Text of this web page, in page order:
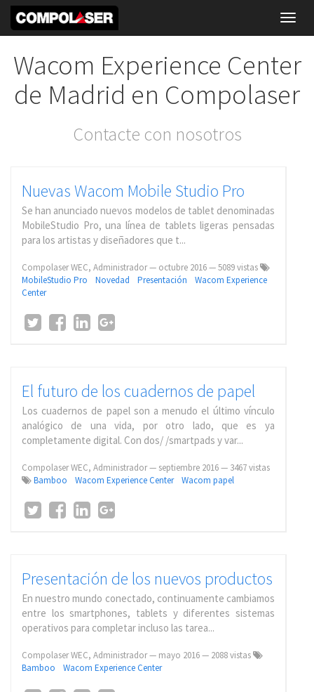
Wacom Experience Center
de Madrid en Compolaser
Contacte con nosotros
Nuevas Wacom Mobile Studio Pro
Se han anunciado nuevos modelos de tablet denominadas
MobileStudio Pro, una línea de tablets ligeras pensadas
para los artistas y diseñadores que t...
Compolaser WEC, Administrador— octubre 2016— 5089 vistas
MobileStudio Pro
Novedad Presentación
Wacom Experience
Center
El futuro de los cuadernos de papel
Los cuadernos de papel son a menudo el último vínculo
analógico de una vida, por otro lado, que es ya
completamente digital. Con dos/ /smartpads y var...
Compolaser WEC, Administrador— septiembre 2016— 3467 vistas
Bamboo
Wacom Experience Center Wacom papel
Presentación de los nuevos productos
En nuestro mundo conectado, continuamente cambiamos
entre los smartphones, tablets y diferentes sistemas
operativos para completar incluso las tarea...
Compolaser WEC, Administrador— mayo 2016— 2088 vistas
Bamboo
Wacom Experience Center